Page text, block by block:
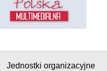
Jednostki organizacyjne